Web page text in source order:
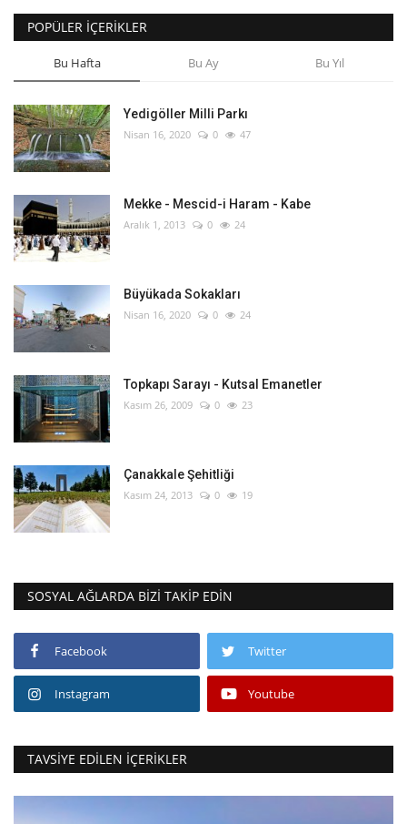
POPÜLER İÇERIKLER
Bu Hafta Bu Ay Bu Yıl
Yedigöller Milli Parkı
Nisan 16, 2020 0 47
Mekke - Mescid-i Haram - Kabe
Aralık 1, 2013 0 24
Büyükada Sokakları
Nisan 16, 2020 0 24
Topkapı Sarayı - Kutsal Emanetler
Kasım 26, 2009 0 23
Çanakkale Şehitliği
Kasım 24, 2013 0 19
SOSYAL AĞLARDA BIZI TAKIP EDIN
Facebook Twitter
Instagram Youtube
TAVSIYE EDILEN İÇERIKLER